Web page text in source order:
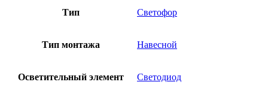
Тип Светофор
Тип монтажа Навесной
Осветительный элемент Светодиод